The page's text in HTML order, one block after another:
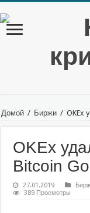
Домой / Биржи / OKEx
OKEx
Bitcoin
27.01.2019
389 Просмотры